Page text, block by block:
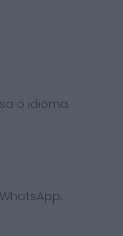
o idioma.